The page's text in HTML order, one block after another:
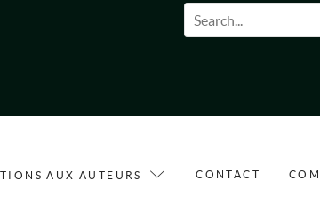
Formulaire
AUX AUTEURS CONTACT